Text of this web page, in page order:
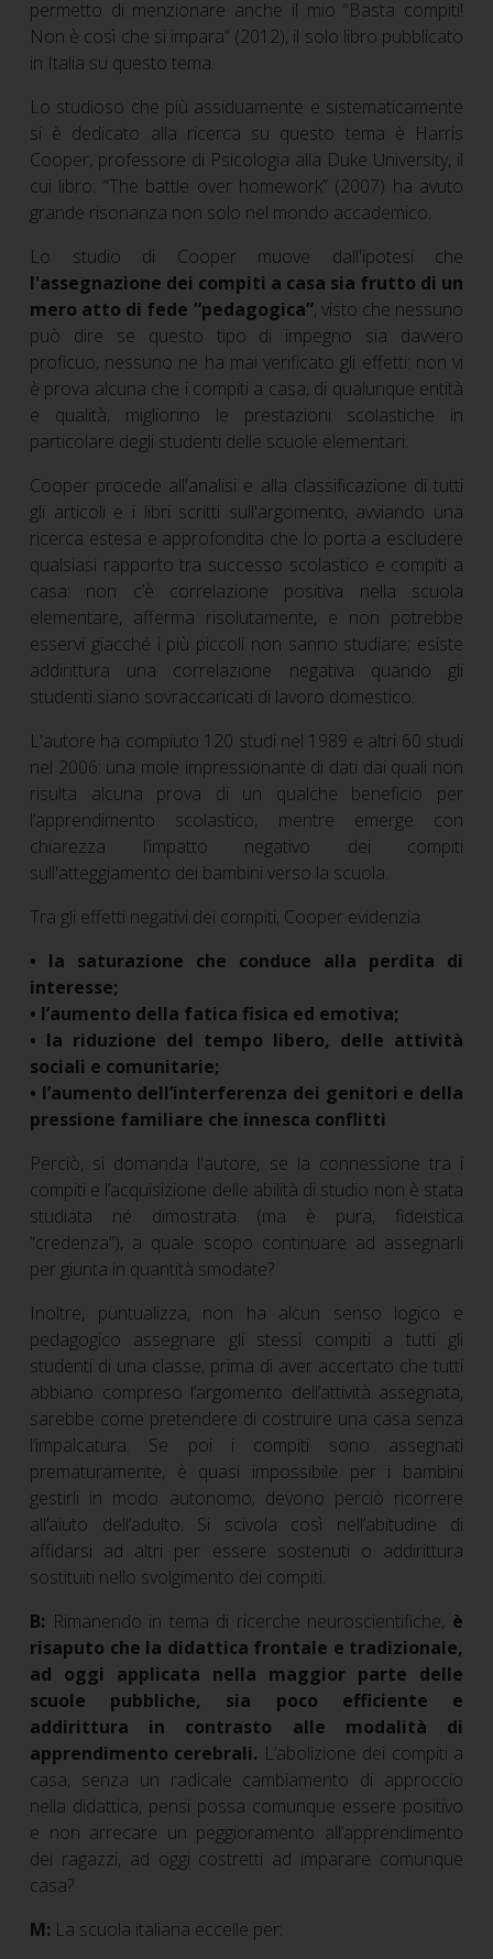
permetto di menzionare anche il mio “Basta compiti!
Non è così che si impara” (2012), il solo libro pubblicato
in Italia su questo tema.
Lo studioso che più assiduamente e sistematicamente
si è dedicato alla ricerca su questo tema è Harris
Cooper, professore di Psicologia alla Duke University, il
cui libro: “The battle over homework” (2007) ha avuto
grande risonanza non solo nel mondo accademico.
Lo studio di Cooper muove dall'ipotesi che
l'assegnazione dei compiti a casa sia frutto di un
mero atto di fede “pedagogica”, visto che nessuno
può dire se questo tipo di impegno sia davvero
proficuo, nessuno ne ha mai verificato gli effetti: non vi
è prova alcuna che i compiti a casa, di qualunque entità
e qualità, migliorino le prestazioni scolastiche in
particolare degli studenti delle scuole elementari.
Cooper procede all'analisi e alla classificazione di tutti
gli articoli e i libri scritti sull'argomento, avviando una
ricerca estesa e approfondita che lo porta a escludere
qualsiasi rapporto tra successo scolastico e compiti a
casa: non c’è correlazione positiva nella scuola
elementare, afferma risolutamente, e non potrebbe
esservi giacché i più piccoli non sanno studiare; esiste
addirittura una correlazione negativa quando gli
studenti siano sovraccaricati di lavoro domestico.
L'autore ha compiuto 120 studi nel 1989 e altri 60 studi
nel 2006: una mole impressionante di dati dai quali non
risulta alcuna prova di un qualche beneficio per
l’apprendimento scolastico, mentre emerge con
chiarezza l’impatto negativo dei compiti
sull'atteggiamento dei bambini verso la scuola.
Tra gli effetti negativi dei compiti, Cooper evidenzia:
• la saturazione che conduce alla perdita di
interesse;
• l’aumento della fatica fisica ed emotiva;
• la riduzione del tempo libero, delle attività
sociali e comunitarie;
• l’aumento dell’interferenza dei genitori e della
pressione familiare che innesca conflitti
Perciò, si domanda l'autore, se la connessione tra i
compiti e l’acquisizione delle abilità di studio non è stata
studiata né dimostrata (ma è pura, fideistica
“credenza”), a quale scopo continuare ad assegnarli
per giunta in quantità smodate?
Inoltre, puntualizza, non ha alcun senso logico e
pedagogico assegnare gli stessi compiti a tutti gli
studenti di una classe, prima di aver accertato che tutti
abbiano compreso l’argomento dell’attività assegnata,
sarebbe come pretendere di costruire una casa senza
l’impalcatura. Se poi i compiti sono assegnati
prematuramente, è quasi impossibile per i bambini
gestirli in modo autonomo; devono perciò ricorrere
all’aiuto dell’adulto. Si scivola così nell’abitudine di
affidarsi ad altri per essere sostenuti o addirittura
sostituiti nello svolgimento dei compiti.
B: Rimanendo in tema di ricerche neuroscientifiche, è
risaputo che la didattica frontale e tradizionale,
ad oggi applicata nella maggior parte delle
scuole pubbliche, sia poco efficiente e
addirittura in contrasto alle modalità di
apprendimento cerebrali. L’abolizione dei compiti a
casa, senza un radicale cambiamento di approccio
nella didattica, pensi possa comunque essere positivo
e non arrecare un peggioramento all’apprendimento
dei ragazzi, ad oggi costretti ad imparare comunque
casa?
M: La scuola italiana eccelle per: